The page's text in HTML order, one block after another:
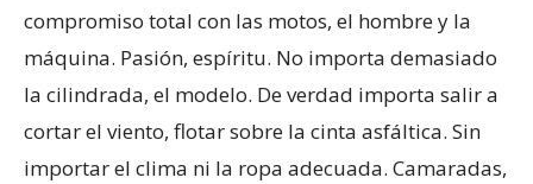
compromiso total con las motos, el hombre y la
máquina. Pasión, espíritu. No importa demasiado
la cilindrada, el modelo. De verdad importa salir a
cortar el viento, flotar sobre la cinta asfáltica. Sin
importar el clima ni la ropa adecuada. Camaradas,